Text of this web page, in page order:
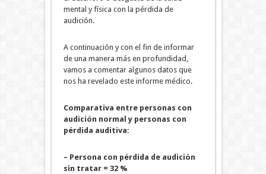
mental y física con la pérdida de
audición.
A continuación y con el fin de informar
de una manera más en profundidad,
vamos a comentar algunos datos que
nos ha revelado este informe médico.
Comparativa entre personas con
audición normal y personas con
pérdida auditiva:
– Persona con pérdida de audición
sin tratar = 32 %